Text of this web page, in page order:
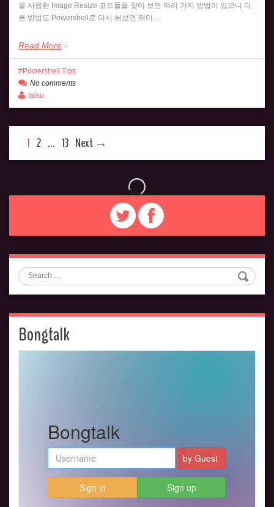
을 사용한 Image Resize 코드들을 찾아 보면 여러 가지 방법이 있으니 다
른 방법도 Powershell로 다시 써보면 재미…
Read More
Powershell Tips
No comments
talsu
1 2 … 13 Next →
Search
Bongtalk